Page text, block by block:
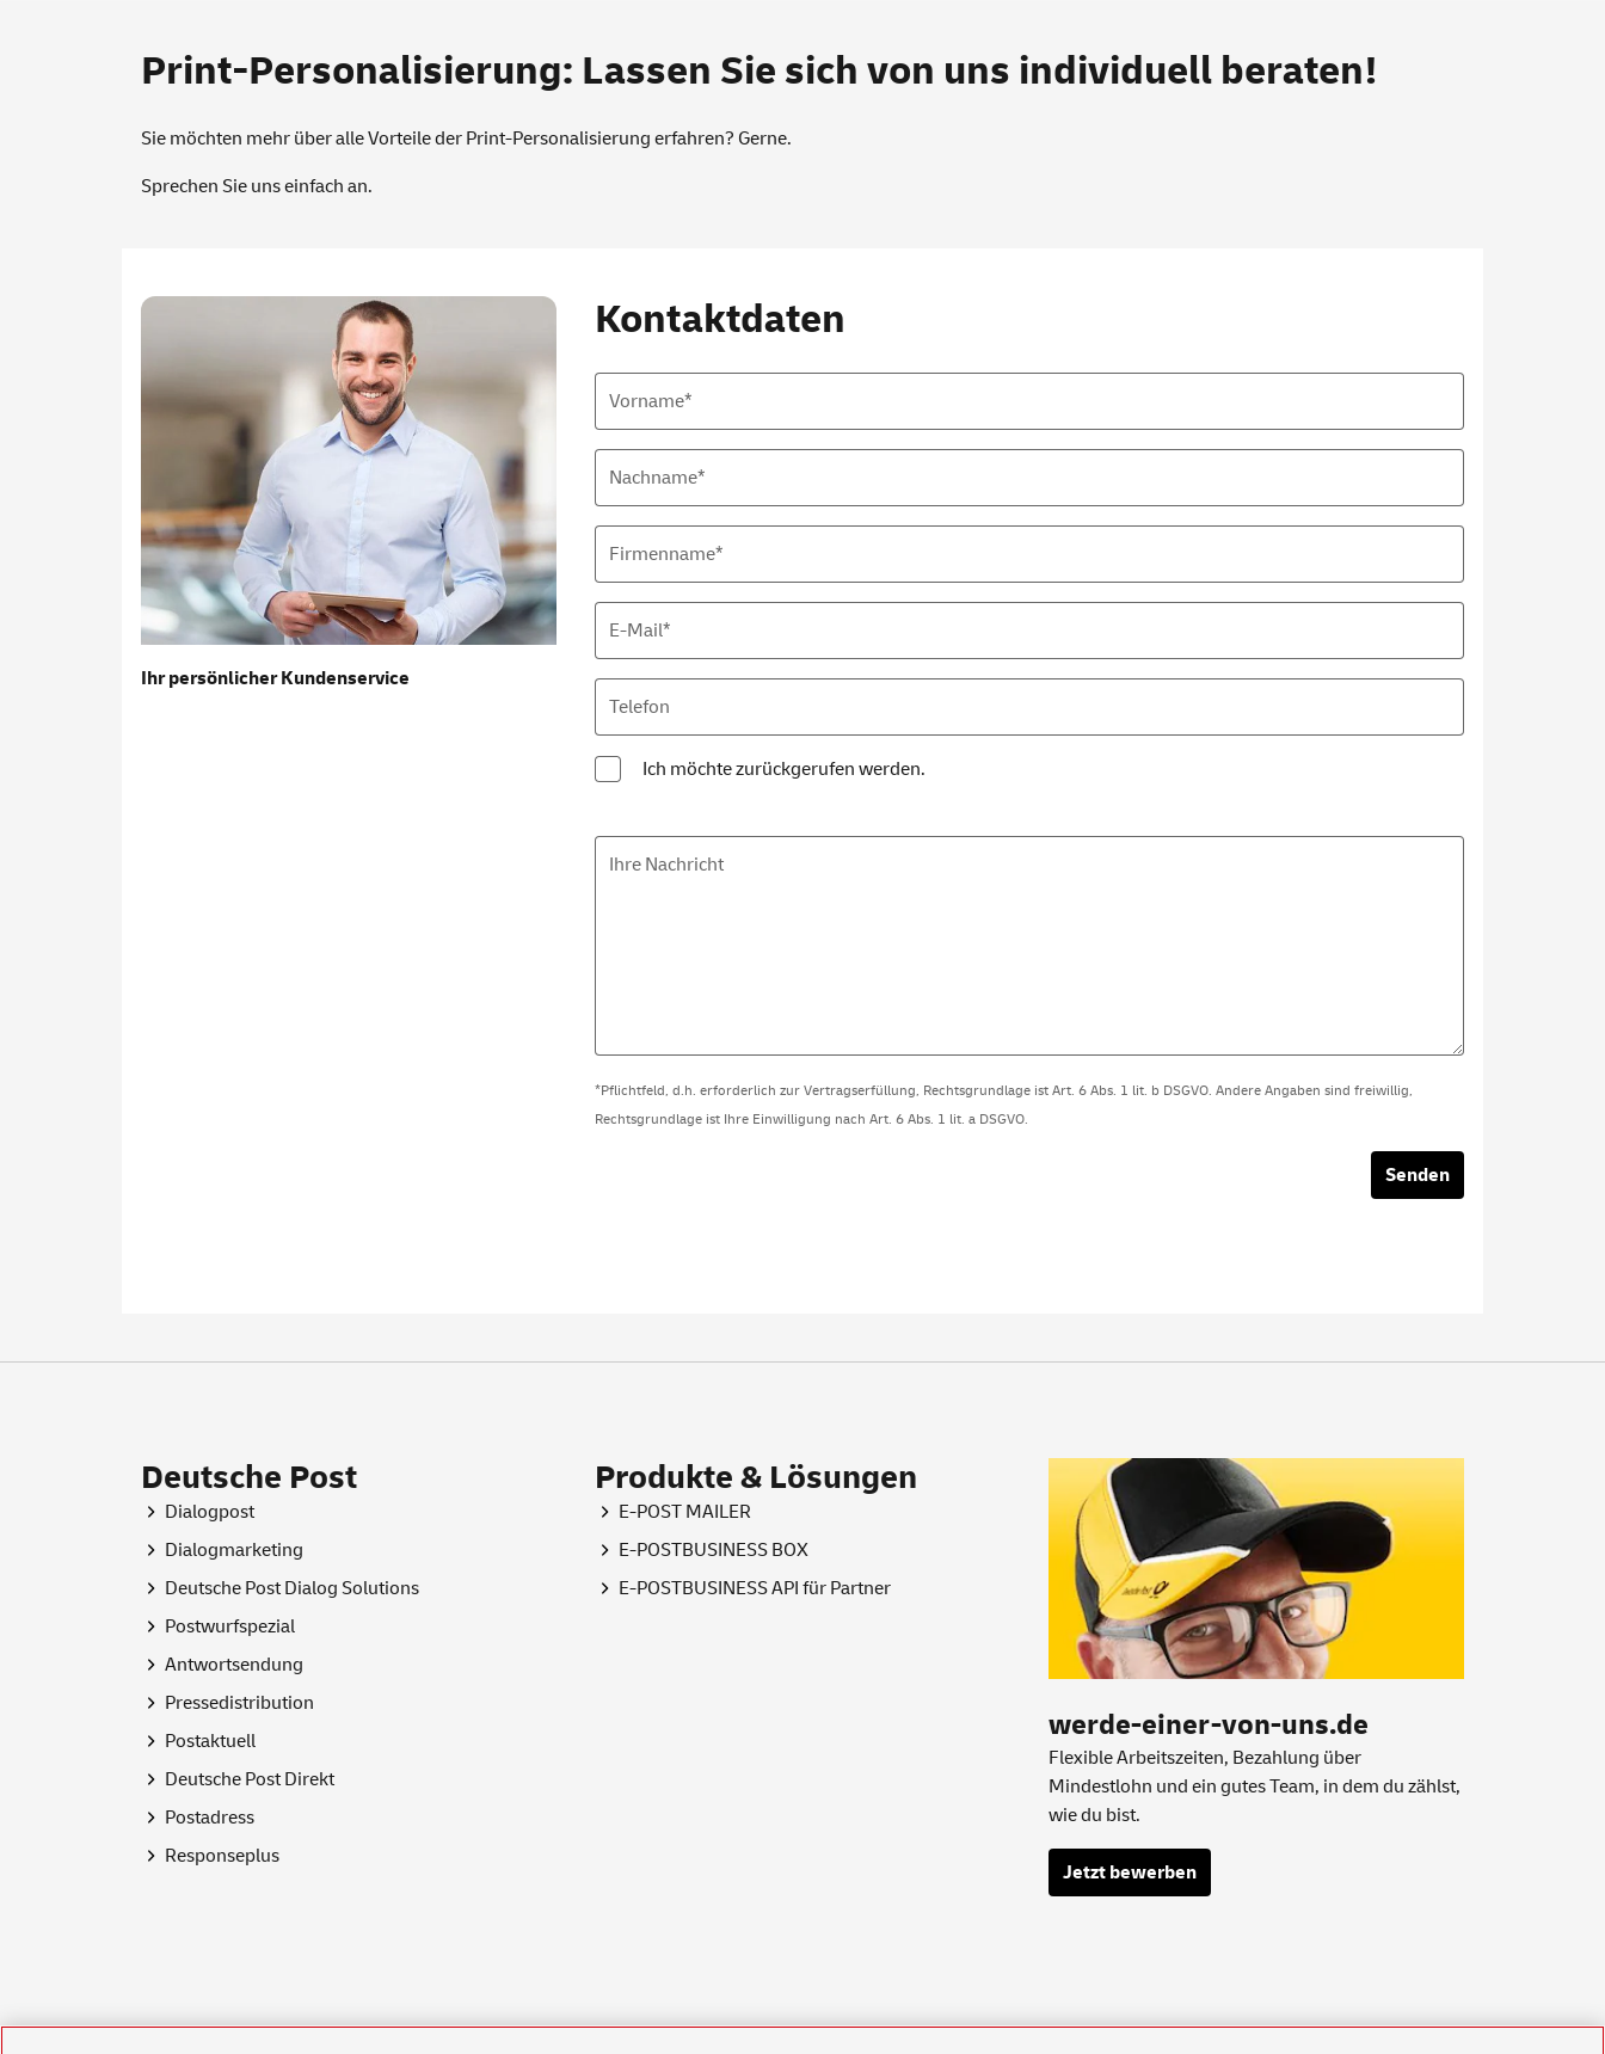
Print-Personalisierung: Lassen Sie sich von uns individuell beraten!
Sie möchten mehr über alle Vorteile der Print-Personalisierung erfahren? Gerne.
Sprechen Sie uns einfach an.
Ihr persönlicher Kundenservice
Kontaktdaten
Vorname*
Nachname*
Firmenname*
E-Mail*
Telefon
Ich möchte zurückgerufen werden.
Ihre Nachricht
*Pflichtfeld, d.h. erforderlich zur Vertragserfüllung, Rechtsgrundlage ist Art. 6 Abs. 1 lit. b DSGVO. Andere Angaben sind freiwillig,
Rechtsgrundlage ist Ihre Einwilligung nach Art. 6 Abs. 1 lit. a DSGVO.
Senden
Deutsche Post
Dialogpost
Dialogmarketing
Deutsche Post Dialog Solutions
Postwurfspezial
Antwortsendung
Pressedistribution
Postaktuell
Deutsche Post Direkt
Postadress
Responseplus
Produkte & Lösungen
E-POST MAILER
E-POSTBUSINESS BOX
E-POSTBUSINESS API für Partner
werde-einer-von-uns.de
Flexible Arbeitszeiten, Bezahlung über
Mindestlohn und ein gutes Team, in dem du zählst,
wie du bist.
Jetzt bewerben